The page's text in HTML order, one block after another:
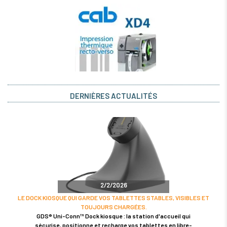
DERNIÈRES ACTUALITÉS
2/2/2026
LE DOCK KIOSQUE QUI GARDE VOS TABLETTES STABLES, VISIBLES ET
TOUJOURS CHARGÉES.
GDS® Uni-Conn™ Dock kiosque : la station d'accueil qui
sécurise, positionne et recharge vos tablettes en libre-